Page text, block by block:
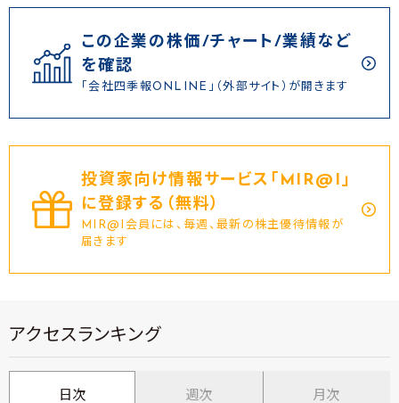
この企業の株価/チャート/業績など
を確認
「会社四季報ONLINE」（外部サイト）が開きます
投資家向け情報サービス｢MIR@I｣
に登録する（無料）
MIR@I会員には、毎週、最新の株主優待情報が
届きます
アクセスランキング
日次 週次 月次